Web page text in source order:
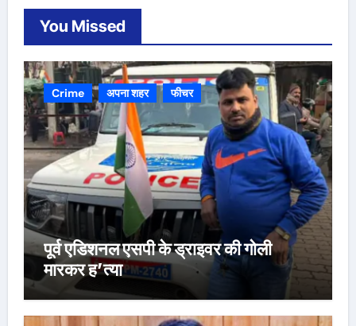
You Missed
Crime अपना शहर फीचर
पूर्व एडिशनल एसपी के ड्राइवर की गोली
मारकर ह’त्या